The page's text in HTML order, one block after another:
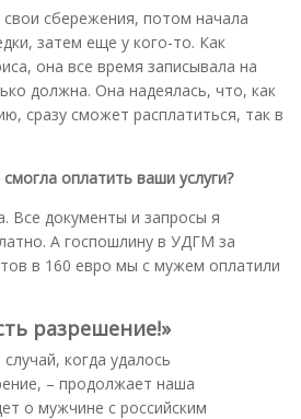
сбережения, потом начала
затем еще у кого-то. Как
она все время записывала на
должна. Она надеялась, что, как
сразу сможет расплатиться, так в
оплатить ваши услуги?
Все документы и запросы я
А госпошлину в УДГМ за
в 160 евро мы с мужем оплатили
разрешение!»
когда удалось
– продолжает наша
о мужчине с российским